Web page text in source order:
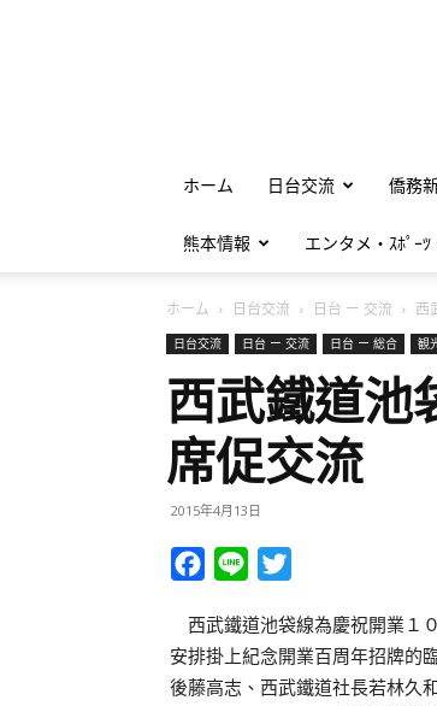
ホーム 日台交流 僑務
熊本情報 エンタメ・ｽﾎﾟｰﾂ
ホーム 日台交流 日台 ー 交流 西
日台交流 日台 ー 交流 日台 ー 総合 観
西武鐵道
席促交流
2015年4月13日
Facebook
Line
西武鐵道池袋線為慶祝開業１
安排掛上紀念開業百周年招牌的
後藤高志、西武鐵道社長若林久